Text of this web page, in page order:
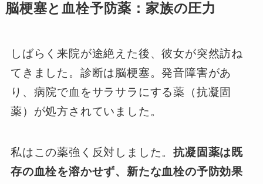
脳梗塞と血栓予防薬：家族の圧力
しばらく来院が途絶えた後、彼女が突然訪ね
てきました。診断は脳梗塞。発音障害があ
り、病院で血をサラサラにする薬（抗凝固
薬）が処方されていました。
私はこの薬強く反対しました。抗凝固薬は既
存の血栓を溶かせず、新たな血栓の予防効果